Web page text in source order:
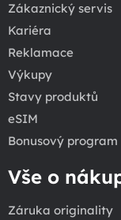
Zákaznický servis
Kariéra
Reklamace
Výkupy
Stavy produktů
eSIM
Bonusový program
Vše o
Záruka originality